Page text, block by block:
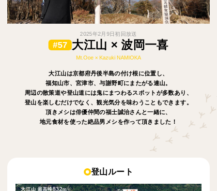
2025年2月9日初回放送
#57 大江山 × 波岡一喜
Mt.Ooe × Kazuki NAMIOKA
大江山は京都府丹後半島の付け根に位置し、
福知山市、宮津市、与謝野町にまたがる連山。
周辺の散策道や登山道には鬼にまつわるスポットが多数あり、
登山を楽しむだけでなく、観光気分を味わうこともできます。
頂きメシは俳優仲間の福士誠治さんと一緒に、
地元食材を使った絶品男メシを作って頂きました！
登山ルート